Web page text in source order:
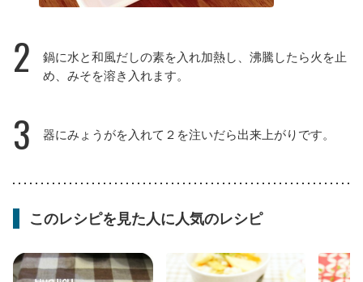
2
鍋に水と和風だしの素を入れ加熱し、沸騰したら火を止
め、みそを溶き入れます。
3 器にみょうがを入れて２を注いだら出来上がりです。
このレシピを見た人に人気のレシピ